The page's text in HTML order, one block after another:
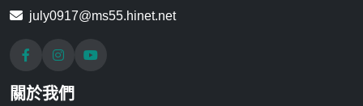
july0917@ms55.hinet.net
關於我們